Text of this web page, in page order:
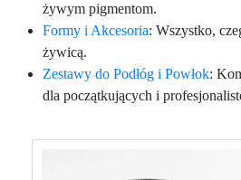
żywym pigmentom.
Formy i Akcesoria: Wszystko,
żywicą.
Zestawy do Podłóg i Powłok:
dla początkujących i